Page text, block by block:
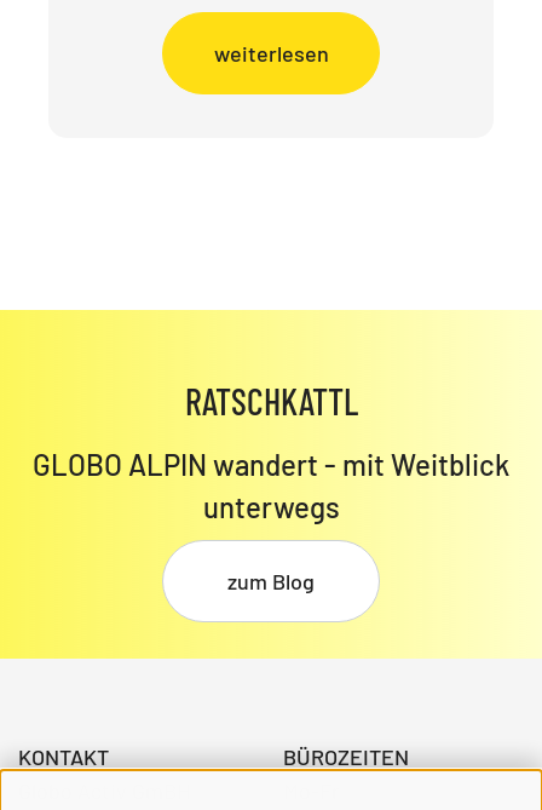
weiterlesen
RATSCHKATTL
GLOBO ALPIN wandert - mit Weitblick
unterwegs
zum Blog
KONTAKT
BÜROZEITEN